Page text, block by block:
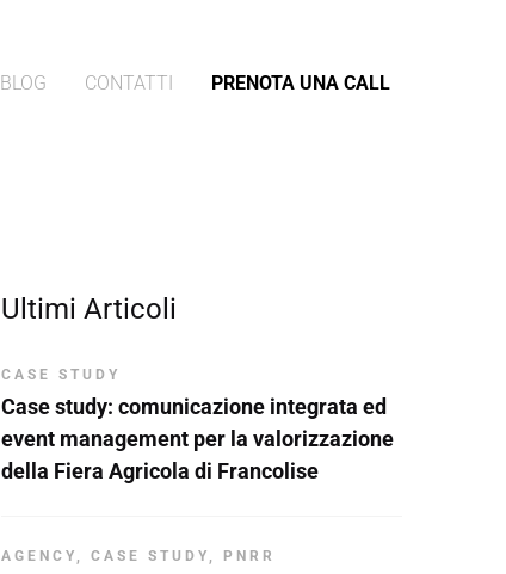
BLOG CONTATTI PRENOTA UNA CALL
Ultimi Articoli
CASE STUDY
Case study: comunicazione integrata ed
event management per la valorizzazione
della Fiera Agricola di Francolise
AGENCY , CASE STUDY , PNRR